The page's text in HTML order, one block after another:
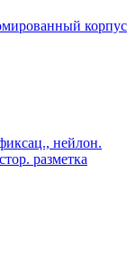
корпус
нейлон.
разметка